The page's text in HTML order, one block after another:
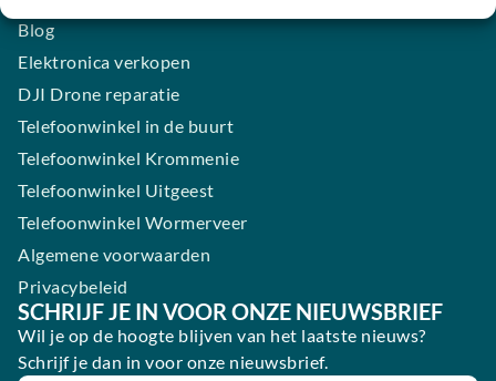
Blog
Elektronica verkopen
DJI Drone reparatie
Telefoonwinkel in de buurt
Telefoonwinkel Krommenie
Telefoonwinkel Uitgeest
Telefoonwinkel Wormerveer
Algemene voorwaarden
Privacybeleid
SCHRIJF JE IN VOOR ONZE NIEUWSBRIEF
Wil je op de hoogte blijven van het laatste nieuws?
Schrijf je dan in voor onze nieuwsbrief.